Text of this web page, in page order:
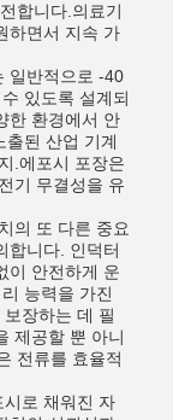
합니다.의료기
하면서 지속 가
일반적으로 -40
있도록 설계되
한 환경에서 안
출된 산업 기계
.에포시 포장은
기 무결성을 유
의 또 다른 중요
합니다. 인덕터
이 안전하게 운
능력을 가진
장하는 데 필
제공할 뿐 아니
전류를 효율적
시로 채워진 자